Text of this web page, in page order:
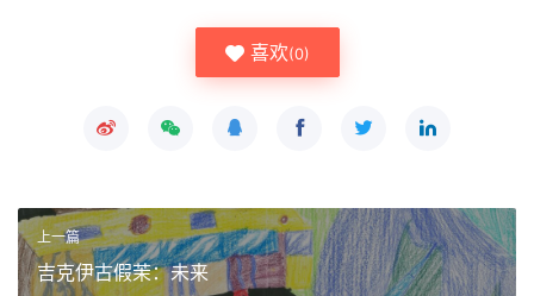
喜欢(0)
上一篇
吉克伊古假茉：未来